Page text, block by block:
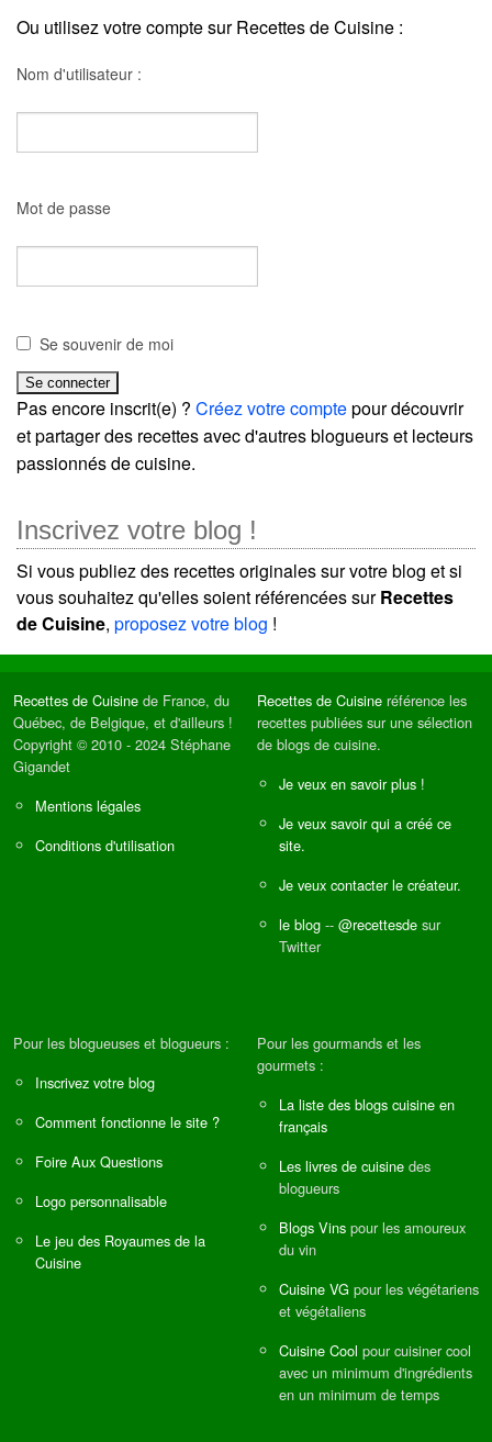
Ou utilisez votre compte sur Recettes de Cuisine :
Nom d'utilisateur :
Mot de passe
Se souvenir de moi
Pas encore inscrit(e) ? Créez votre comptepour découvrir
et partager des recettes avec d'autres blogueurs et lecteurs
passionnés de cuisine.
Inscrivez votre blog !
Si vous publiez des recettes originales sur votre blog et si
vous souhaitez qu'elles soient référencées surRecettes
de Cuisine, proposez votre blog !
Recettes de Cuisine de France, du
Québec, de Belgique, et d'ailleurs !
Copyright © 2010 - 2024 Stéphane
Gigandet
Mentions légales
Conditions d'utilisation
Recettes de Cuisine référence les
recettes publiées sur une sélection
de blogs de cuisine.
Je veux en savoir plus !
Je veux savoir qui a créé ce
site.
Je veux contacter le créateur.
le blog -- @recettesde sur
Twitter
Pour les blogueuses et blogueurs :
Inscrivez votre blog
Comment fonctionne le site ?
Foire Aux Questions
Logo personnalisable
Le jeu des Royaumes de la
Cuisine
Pour les gourmands et les
gourmets :
La liste des blogs cuisine en
français
Les livres de cuisine des
blogueurs
Blogs Vins pour les amoureux
du vin
Cuisine VG pour les végétariens
et végétaliens
Cuisine Cool pour cuisiner cool
avec un minimum d'ingrédients
en un minimum de temps